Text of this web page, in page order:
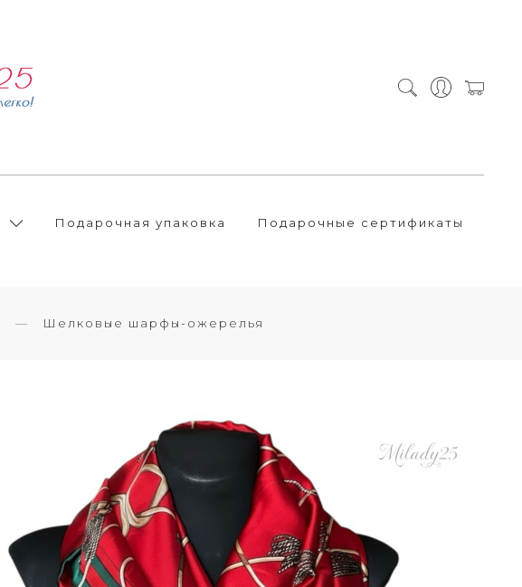
Подарочная упаковка
Подарочные сертификаты
Шелковые шарфы-ожерелья